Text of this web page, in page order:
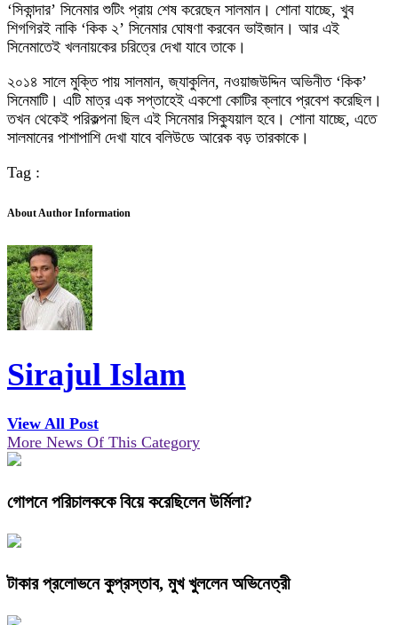
‘সিকান্দার’ সিনেমার শুটিং প্রায় শেষ করেছেন সালমান। শোনা যাচ্ছে, খুব
শিগগিরই নাকি ‘কিক ২’ সিনেমার ঘোষণা করবেন ভাইজান। আর এই
সিনেমাতেই খলনায়কের চরিত্রে দেখা যাবে তাকে।
২০১৪ সালে মুক্তি পায় সালমান, জ্যাকুলিন, নওয়াজউদ্দিন অভিনীত ‘কিক’
সিনেমাটি। এটি মাত্র এক সপ্তাহেই একশো কোটির ক্লাবে প্রবেশ করেছিল।
তখন থেকেই পরিকল্পনা ছিল এই সিনেমার সিক্যুয়াল হবে। শোনা যাচ্ছে, এতে
সালমানের পাশাপাশি দেখা যাবে বলিউডে আরেক বড় তারকাকে।
Tag :
About Author Information
Sirajul Islam
View All Post
More News Of This Category
গোপনে পরিচালককে বিয়ে করেছিলেন উর্মিলা?
টাকার প্রলোভনে কুপ্রস্তাব, মুখ খুললেন অভিনেত্রী